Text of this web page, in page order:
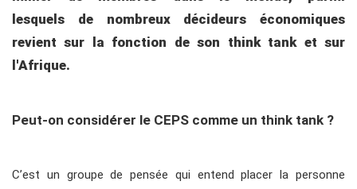
lesquels de nombreux décideurs économiques
revient sur la fonction de son think tank et sur
l'Afrique.
Peut-on considérer le CEPS comme un think tank ?
C’est un groupe de pensée qui entend placer la personne